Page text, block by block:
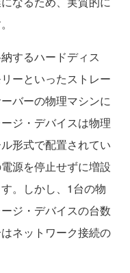
するハードディス
ーといったストレー
バーの物理マシンに
ジ・デバイスは物理
形式で配置されてい
源を停止せずに増設
。しかし、1台の物
ジ・デバイスの台数
ネットワーク接続の